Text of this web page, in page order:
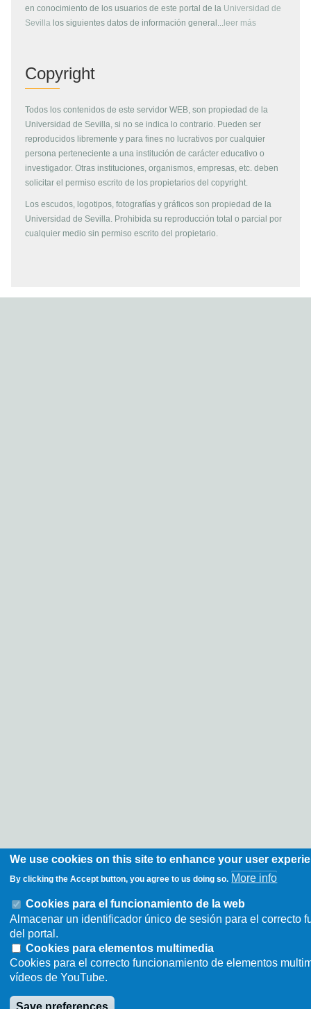
en conocimiento de los usuarios de este portal de la Universidad de
Sevilla los siguientes datos de información general... leer más
Copyright
Todos los contenidos de este servidor WEB, son propiedad de la
Universidad de Sevilla, si no se indica lo contrario. Pueden ser
reproducidos libremente y para fines no lucrativos por cualquier
persona perteneciente a una institución de carácter educativo o
investigador. Otras instituciones, organismos, empresas, etc. deben
solicitar el permiso escrito de los propietarios del copyright.
Los escudos, logotipos, fotografías y gráficos son propiedad de la
Universidad de Sevilla. Prohibida su reproducción total o parcial por
cualquier medio sin permiso escrito del propietario.
We use cookies on this site to enhance your user
By clicking the Accept button, you agree to us doing so. More info
Cookies para el funcionamiento de la web
Almacenar un identificador único de sesión para el correcto
del portal.
Cookies para elementos multimedia
Cookies para el correcto funcionamiento de elementos
vídeos de YouTube.
Save preferences